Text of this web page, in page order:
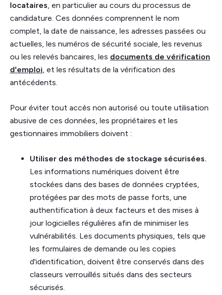
locataires, en particulier au cours du processus de
candidature. Ces données comprennent le nom
complet, la date de naissance, les adresses passées ou
actuelles, les numéros de sécurité sociale, les revenus
ou les relevés bancaires, les documents de vérification
d'emploi, et les résultats de la vérification des
antécédents.
Pour éviter tout accès non autorisé ou toute utilisation
abusive de ces données, les propriétaires et les
gestionnaires immobiliers doivent :
Utiliser des méthodes de stockage sécurisées.
Les informations numériques doivent être
stockées dans des bases de données cryptées,
protégées par des mots de passe forts, une
authentification à deux facteurs et des mises à
jour logicielles régulières afin de minimiser les
vulnérabilités. Les documents physiques, tels que
les formulaires de demande ou les copies
d'identification, doivent être conservés dans des
classeurs verrouillés situés dans des secteurs
sécurisés.